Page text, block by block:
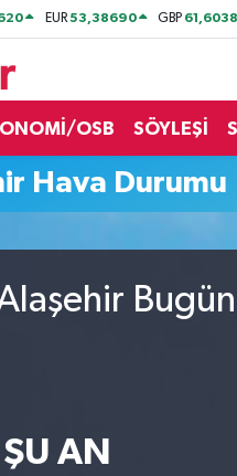
EUR53,38690 GBP
OSB SÖYLEŞİ
Hava Durumu
ŞU AN